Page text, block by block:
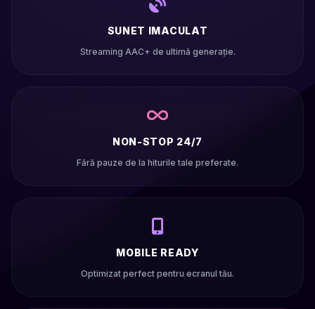
SUNET IMACULAT
Streaming AAC+ de ultimă generație.
NON-STOP 24/7
Fără pauze de la hiturile tale preferate.
MOBILE READY
Optimizat perfect pentru ecranul tău.